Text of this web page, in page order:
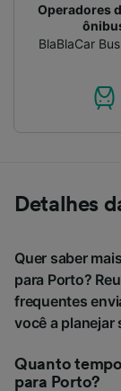
Operadores
BlaBlaCar Bus
Detalhes
Quer saber
para Porto?
frequentes
você a planejar
Quanto
para Porto?